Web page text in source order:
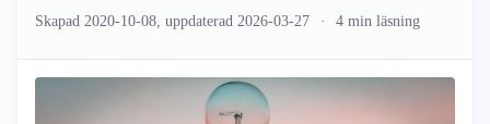
Skapad 2020-10-08 , uppdaterad 2026-03-27 4 min läsning